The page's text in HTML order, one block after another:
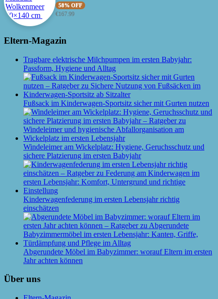
58% OFF
€167.99
Eltern-Magazin
Tragbare elektrische Milchpumpen im ersten Babyjahr:
Passform, Hygiene und Alltag
Fußsack im Kinderwagen-Sportsitz sicher mit Gurten nutzen
Windeleimer am Wickelplatz: Hygiene, Geruchsschutz und
sichere Platzierung im ersten Babyjahr
Kinderwagenfederung im ersten Lebensjahr richtig
einschätzen
Abgerundete Möbel im Babyzimmer: worauf Eltern im ersten
Jahr achten können
Über uns